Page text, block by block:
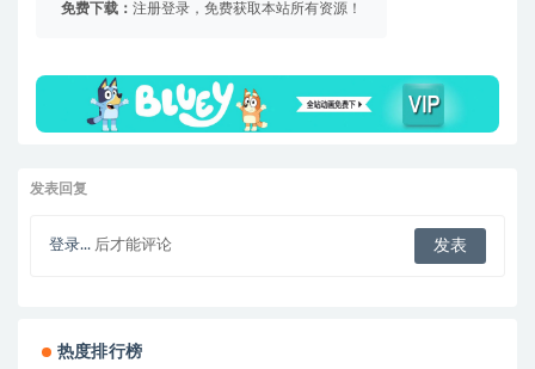
免费下载： 注册登录，免费获取本站所有资源！
发表回复
登录... 后才能评论
热度排行榜